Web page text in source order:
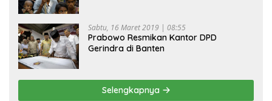
Sabtu, 16 Maret 2019 | 08:55
Prabowo Resmikan Kantor DPD
Gerindra di Banten
Selengkapnya